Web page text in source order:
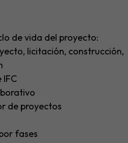
de vida del proyecto:
licitación, construcción,
de proyectos
fases